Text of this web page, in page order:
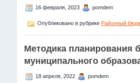
2024
16 февраля, 2023 pomdem
Опубликовано в рубрике Районный
Методика планирования
муниципального
18 апреля, 2022 pomdem